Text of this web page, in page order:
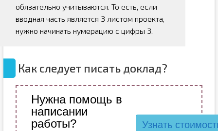
обязательно учитываются. То есть, если
вводная часть является 3 листом проекта,
нужно начинать нумерацию с цифры 3.
Как следует писать доклад?
Нужна помощь в
написании
работы?
Узнать